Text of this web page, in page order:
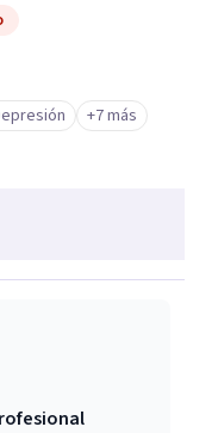
+7 más